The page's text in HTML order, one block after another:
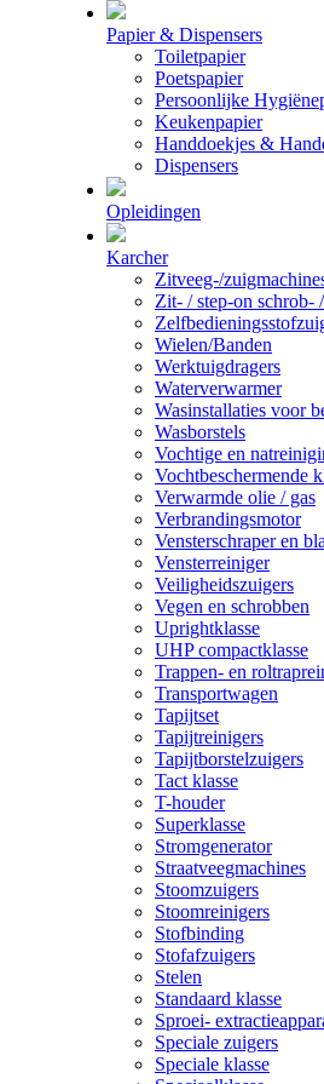
Papier & Dispensers
Toiletpapier
Poetspapier
Persoonlijke
Keukenpapier
Handdoekjes &
Dispensers
Opleidingen
Karcher
Zitveeg-/
Zit- / step-on schrob-
Wielen/Banden
Werktuigdragers
Waterverwarmer
Wasinstallaties voor
Wasborstels
Vochtige en
Vochtbeschermende
Verwarmde olie / gas
Verbrandingsmotor
Vensterschraper en
Vensterreiniger
Veiligheidszuigers
Vegen en schrobben
Uprightklasse
UHP compactklasse
Trappen- en
Transportwagen
Tapijtset
Tapijtreinigers
Tapijtborstelzuigers
Tact klasse
T-houder
Superklasse
Stromgenerator
Straatveegmachines
Stoomzuigers
Stoomreinigers
Stofbinding
Stofafzuigers
Stelen
Standaard klasse
Sproei-
Speciale zuigers
Speciale klasse